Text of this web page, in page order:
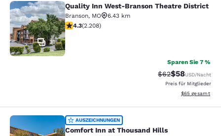
Quality Inn West-Branson Theatre
31
Quality Inn West-Branson Theatre District
Branson, MO
6.43 km
4.28-Sterne-Bewertung. Hervorragend. 2208
4.3(2.208)
Sparen Sie 7 %
$62Vergünstigter
$58USD/Nacht
Preis für Mitglieder
Geschätzte
$65 gesamt
Comfort Inn at Thousand Hills
AUSZEICHNUNGEN
Comfort Inn at Thousand Hills